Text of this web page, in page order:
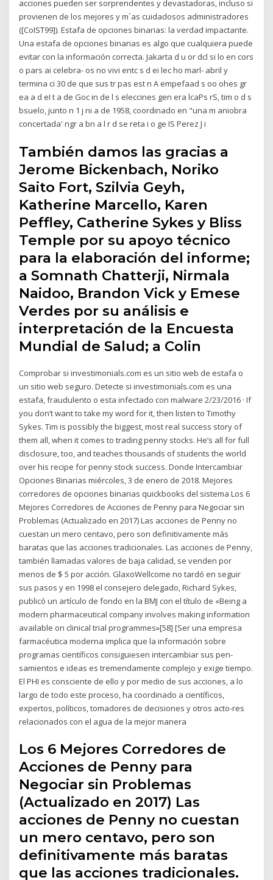
acciones pueden ser sorprendentes y devastadoras, incluso si
provienen de los mejores y m´as cuidadosos administradores
([CoIST99]). Estafa de opciones binarias: la verdad impactante.
Una estafa de opciones binarias es algo que cualquiera puede
evitar con la información correcta. Jakarta d u or dcl si lo en cors
o pars ai celebra- os no vivi entc s d ei lec ho marl- abril y
termina ci 30 de que sus tr pas est n A empefaad s oo ohes gr
ea a d eI t a de Goc in de l s eleccines gen era lcaPs rS, tim o d s
bsuelo, junto n 1 j ni a de 1958, coordinado en "una m aniobra
concertada' ngr a bn a l r d se reta i o ge IS Perez J i
También damos las gracias a
Jerome Bickenbach, Noriko
Saito Fort, Szilvia Geyh,
Katherine Marcello, Karen
Peffley, Catherine Sykes y Bliss
Temple por su apoyo técnico
para la elaboración del informe;
a Somnath Chatterji, Nirmala
Naidoo, Brandon Vick y Emese
Verdes por su análisis e
interpretación de la Encuesta
Mundial de Salud; a Colin
Comprobar si investimonials.com es un sitio web de estafa o
un sitio web seguro. Detecte si investimonials.com es una
estafa, fraudulento o esta infectado con malware 2/23/2016 · If
you don’t want to take my word for it, then listen to Timothy
Sykes. Tim is possibly the biggest, most real success story of
them all, when it comes to trading penny stocks. He’s all for full
disclosure, too, and teaches thousands of students the world
over his recipe for penny stock success. Donde Intercambiar
Opciones Binarias miércoles, 3 de enero de 2018. Mejores
corredores de opciones binarias quickbooks del sistema Los 6
Mejores Corredores de Acciones de Penny para Negociar sin
Problemas (Actualizado en 2017) Las acciones de Penny no
cuestan un mero centavo, pero son definitivamente más
baratas que las acciones tradicionales. Las acciones de Penny,
también llamadas valores de baja calidad, se venden por
menos de $ 5 por acción. GlaxoWellcome no tardó en seguir
sus pasos y en 1998 el consejero delegado, Richard Sykes,
publicó un artículo de fondo en la BMJ con el título de «Being a
modern pharmaceutical company involves making information
available on clinical trial programmes»[58] [Ser una empresa
farmacéutica moderna implica que la información sobre
programas científicos consiguiesen intercambiar sus pen-
samientos e ideas es tremendamente complejo y exige tiempo.
El PHI es consciente de ello y por medio de sus acciones, a lo
largo de todo este proceso, ha coordinado a científicos,
expertos, políticos, tomadores de decisiones y otros acto-res
relacionados con el agua de la mejor manera
Los 6 Mejores Corredores de
Acciones de Penny para
Negociar sin Problemas
(Actualizado en 2017) Las
acciones de Penny no cuestan
un mero centavo, pero son
definitivamente más baratas
que las acciones tradicionales.